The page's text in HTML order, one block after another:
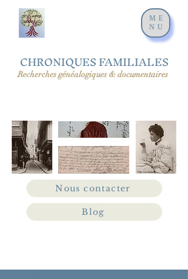
CHRONIQUES FAMILIALES
Recherches généalogiques & documentaires
Nous contacter
Blog
ME
NU